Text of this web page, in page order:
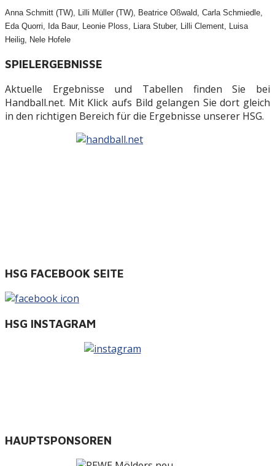
Anna Schmitt (TW), Lilli Müller (TW), Beatrice Oßwald, Carla Schmiedle,
Eda Quorri, Ida Baur, Leonie Ploss, Liara Stuber, Lilli Clement, Luisa
Heilig, Nele Hofele
SPIELERGEBNISSE
Aktuelle Ergebnisse und Tabellen finden Sie bei
Handball.net. Mit Klick aufs Bild gelangen Sie dort gleich
in den richtigen Bereich für die Ergebnisse unserer HSG.
HSG FACEBOOK SEITE
HSG INSTAGRAM
HAUPTSPONSOREN